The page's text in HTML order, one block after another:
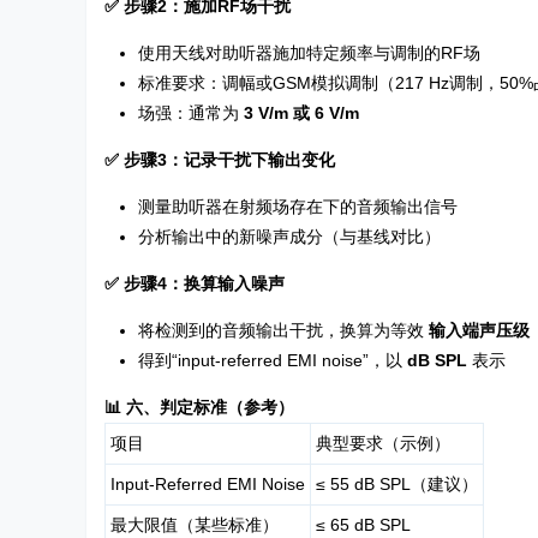
✅ 步骤2：施加RF场干扰
使用天线对助听器施加特定频率与调制的RF场
标准要求：调幅或GSM模拟调制（217 Hz调制，50%
场强：通常为 3 V/m 或 6 V/m
✅ 步骤3：记录干扰下输出变化
测量助听器在射频场存在下的音频输出信号
分析输出中的新噪声成分（与基线对比）
✅ 步骤4：换算输入噪声
将检测到的音频输出干扰，换算为等效 输入端声压级
得到“input-referred EMI noise”，以 dB SPL 表示
📊 六、判定标准（参考）
项目
典型要求（示例）
Input-Referred EMI Noise ≤ 55 dB SPL（建议）
最大限值（某些标准） ≤ 65 dB SPL